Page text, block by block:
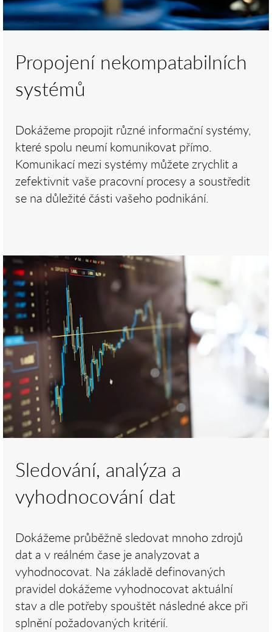
Propojení nekompatabilních
systémů
Dokážeme propojit různé informační systémy,
které spolu neumí komunikovat přímo.
Komunikací mezi systémy můžete zrychlit a
zefektivnit vaše pracovní procesy a soustředit
se na důležité části vašeho podnikání.
Sledování, analýza a
vyhodnocování dat
Dokážeme průběžně sledovat mnoho zdrojů
dat a v reálném čase je analyzovat a
vyhodnocovat. Na základě definovaných
pravidel dokážeme vyhodnocovat aktuální
stav a dle potřeby spouštět následné akce při
splnění požadovaných kritérií.